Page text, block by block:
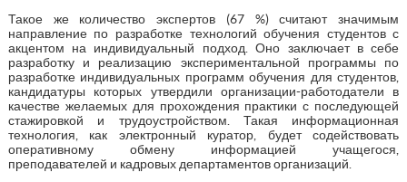
Такое же количество экспертов (67 %) считают значимым
направление по разработке технологий обучения студентов с
акцентом на индивидуальный подход. Оно заключает в себе
разработку и реализацию экспериментальной программы по
разработке индивидуальных программ обучения для студентов,
кандидатуры которых утвердили организации-работодатели в
качестве желаемых для прохождения практики с последующей
стажировкой и трудоустройством. Такая информационная
технология, как электронный куратор, будет содействовать
оперативному обмену информацией учащегося,
преподавателей и кадровых департаментов организаций.